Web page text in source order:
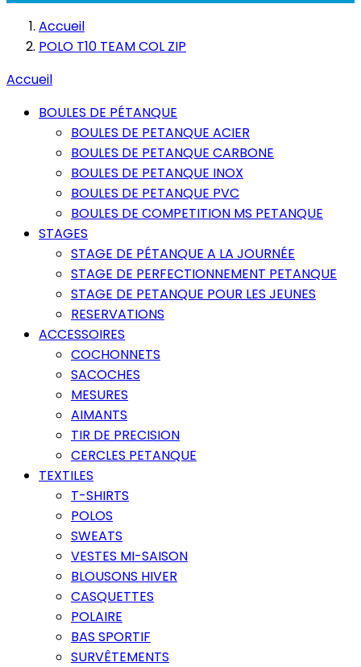
Accueil
POLO T10 TEAM COL ZIP
Accueil
BOULES DE PÉTANQUE
BOULES DE PETANQUE ACIER
BOULES DE PETANQUE CARBONE
BOULES DE PETANQUE INOX
BOULES DE PETANQUE PVC
BOULES DE COMPETITION MS PETANQUE
STAGES
STAGE DE PÉTANQUE A LA JOURNÉE
STAGE DE PERFECTIONNEMENT PETANQUE
STAGE DE PETANQUE POUR LES JEUNES
RESERVATIONS
ACCESSOIRES
COCHONNETS
SACOCHES
MESURES
AIMANTS
TIR DE PRECISION
CERCLES PETANQUE
TEXTILES
T-SHIRTS
POLOS
SWEATS
VESTES MI-SAISON
BLOUSONS HIVER
CASQUETTES
POLAIRE
BAS SPORTIF
SURVÊTEMENTS